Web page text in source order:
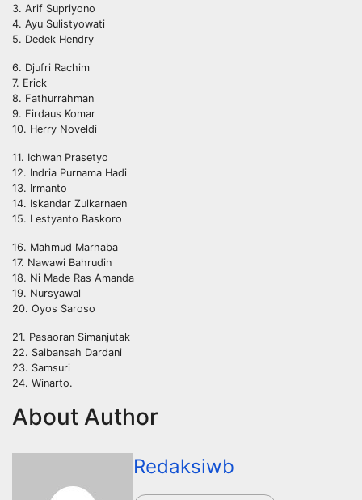
3. Arif Supriyono
4. Ayu Sulistyowati
5. Dedek Hendry
6. Djufri Rachim
7. Erick
8. Fathurrahman
9. Firdaus Komar
10. Herry Noveldi
11. Ichwan Prasetyo
12. Indria Purnama Hadi
13. Irmanto
14. Iskandar Zulkarnaen
15. Lestyanto Baskoro
16. Mahmud Marhaba
17. Nawawi Bahrudin
18. Ni Made Ras Amanda
19. Nursyawal
20. Oyos Saroso
21. Pasaoran Simanjutak
22. Saibansah Dardani
23. Samsuri
24. Winarto.
About Author
Redaksiwb